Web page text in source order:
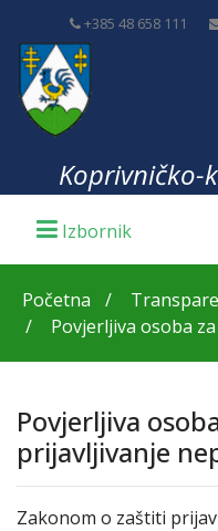
+385 48 658 111
Koprivničko-
Početna
Povjerljiva osoba
Povjerljiva
prijavljivanje
Zakonom o zaštiti